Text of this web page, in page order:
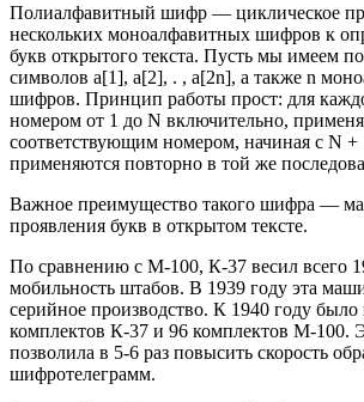
Полиалфавитный шифр — циклическое
нескольких моноалфавитных шифров к
букв открытого текста. Пусть мы имеем
символов а[1], а[2], . , а[2n], а также n
шифров. Принцип работы прост: для
номером от 1 до N включительно,
соответствующим номером, начиная с N
применяются повторно в той же
Важное преимущество такого шифра —
проявления букв в открытом тексте.
По сравнению с М-100, К-37 весил всего
мобильность штабов. В 1939 году эта
серийное производство. К 1940 году
комплектов К-37 и 96 комплектов М-100.
позволила в 5-6 раз повысить скорость
шифротелеграмм.